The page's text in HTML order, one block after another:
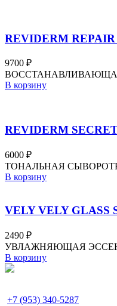
REVIDERM
9700 ₽
В корзину
REVIDERM
6000 ₽
ТОНАЛЬНАЯ
В корзину
VELY VELY GLASS
2490 ₽
УВЛАЖНЯЮЩАЯ
В корзину
+7 (953) 340-5287